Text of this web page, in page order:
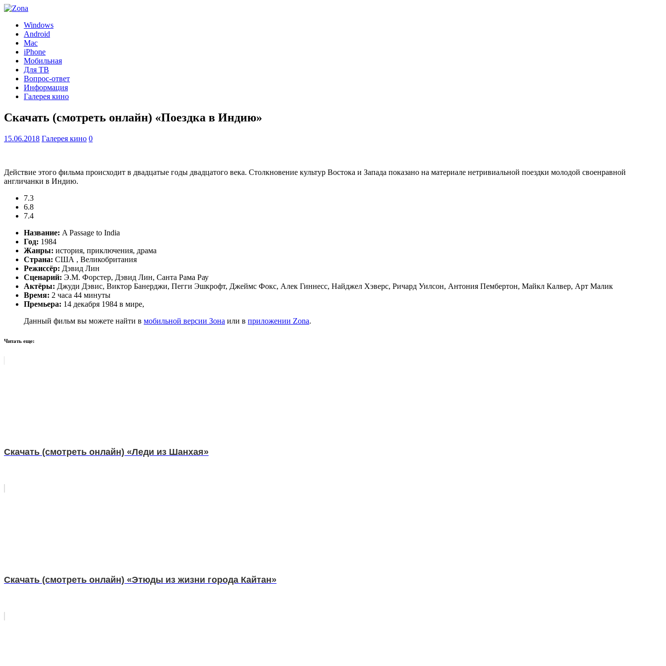
Windows
Android
Mac
iPhone
Мобильная
Для ТВ
Вопрос-ответ
Информация
Галерея кино
Скачать (смотреть онлайн) «Поездка в Индию»
15.06.2018 Галерея кино 0
Действие этого фильма происходит в двадцатые годы двадцатого века. Столкновение культур Востока и Запада показано на материале нетривиальной поездки молодой своенравной
англичанки в Индию.
7.3
6.8
7.4
Название: A Passage to India
Год: 1984
Жанры: история, приключения, драма
Страна: США , Великобритания
Режиссёр: Дэвид Лин
Сценарий: Э.М. Форстер, Дэвид Лин, Санта Рама Рау
Актёры: Джуди Дэвис, Виктор Банерджи, Пегги Эшкрофт, Джеймс Фокс, Алек Гиннесс, Найджел Хэверс, Ричард Уилсон, Антония Пембертон, Майкл Калвер, Арт Малик
Время: 2 часа 44 минуты
Премьера: 14 декабря 1984 в мире,
Данный фильм вы можете найти в мобильной версии Зона или в приложении Zona.
Читать еще:
Скачать (смотреть онлайн) «Леди из Шанхая»
Скачать (смотреть онлайн) «Этюды из жизни города Кайтан»